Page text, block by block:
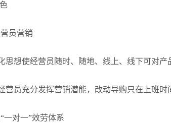
员营销
思想使经营员随时、随地、线上、线下可对产
营员充分发挥营销潜能，改动导购只在上班时
对一”效劳体系